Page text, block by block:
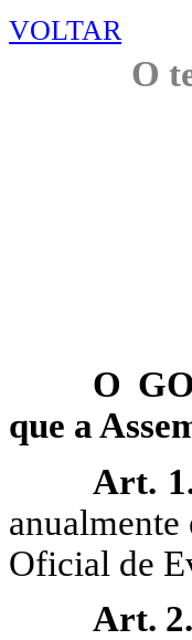
VOLTAR
O
O
que a
Art.
anualmente
Oficial de
Art.